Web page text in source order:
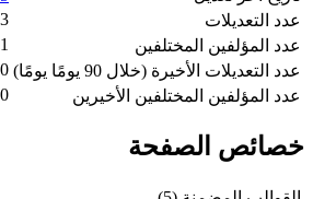
عدد التعديلات
3
عدد المؤلفين المختلفين
1
عدد التعديلات الأخيرة (خلال 90 يومًا يومًا)
0
عدد المؤلفين المختلفين الأخيرين
0
خصائص الصفحة